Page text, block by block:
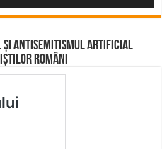
și Antisemitismul Artificial
Români